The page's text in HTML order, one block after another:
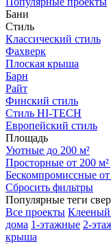
Бани
Стиль
Классический стиль
Фахверк
Плоская крыша
Барн
Райт
Финский стиль
Стиль HI-TECH
Европейский стиль
Площадь
Уютные до 200 м²
Просторные от 200 м²
Бескомпромиссные от
Сбросить фильтры
Популярные теги
Все проекты Клееный
дома 1-этажные 2-
крыша